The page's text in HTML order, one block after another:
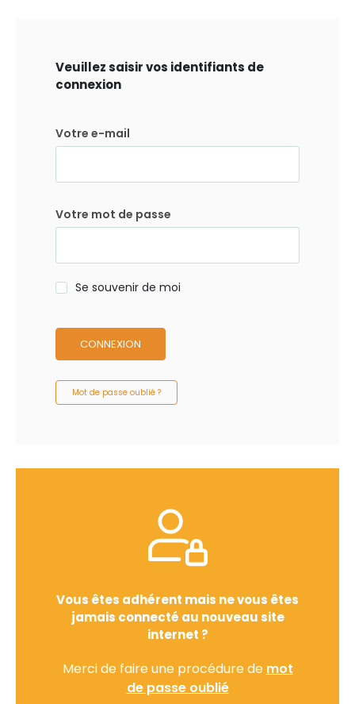
Veuillez saisir vos identifiants de
connexion
Votre e-mail
Votre mot de passe
Se souvenir de moi
CONNEXION
Mot de passe oublié ?
Vous êtes adhérent mais ne vous êtes
jamais connecté au nouveau site
internet ?
Merci de faire une procédure de mot
de passe oublié